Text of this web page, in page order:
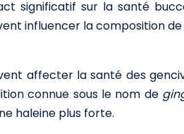
significatif sur la santé
influencer la composition
affecter la santé des
connue sous le nom de
haleine plus forte.